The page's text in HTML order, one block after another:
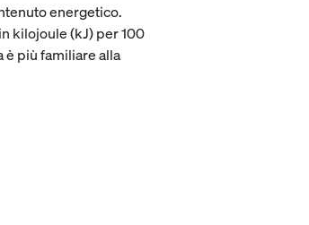
energetico.
kilojoule (kJ) per 100
più familiare alla